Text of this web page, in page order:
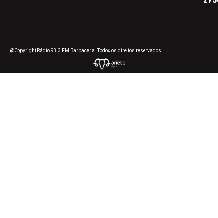
@Copyright Rádio 93.3 FM Barbacena. Todos os direitos reservados